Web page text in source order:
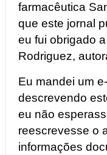
farmacêutica
que este jornal
eu fui obrigado
Rodriguez,
Eu mandei um
descrevendo
eu não
reescrevesse o
informações